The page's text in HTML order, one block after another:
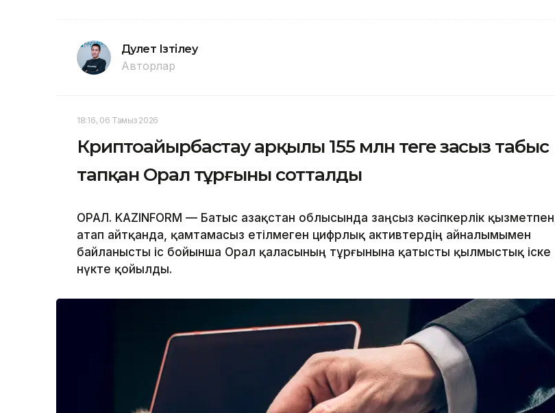
Дәулет Ізтілеу
Авторлар
18:16, 06 Тамыз 2026
Криптоайырбастау арқылы 155 млн теңге заңсыз табыс
тапқан Орал тұрғыны сотталды
ОРАЛ. KAZINFORM — Батыс Қазақстан облысында заңсыз кәсіпкерлік қызметпен,
атап айтқанда, қамтамасыз етілмеген цифрлық активтердің айналымымен
байланысты іс бойынша Орал қаласының тұрғынына қатысты қылмыстық іске
нүкте қойылды.